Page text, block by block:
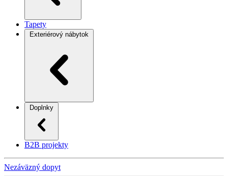
Tapety
Exteriérový nábytok
Doplnky
B2B projekty
Nezáväzný dopyt